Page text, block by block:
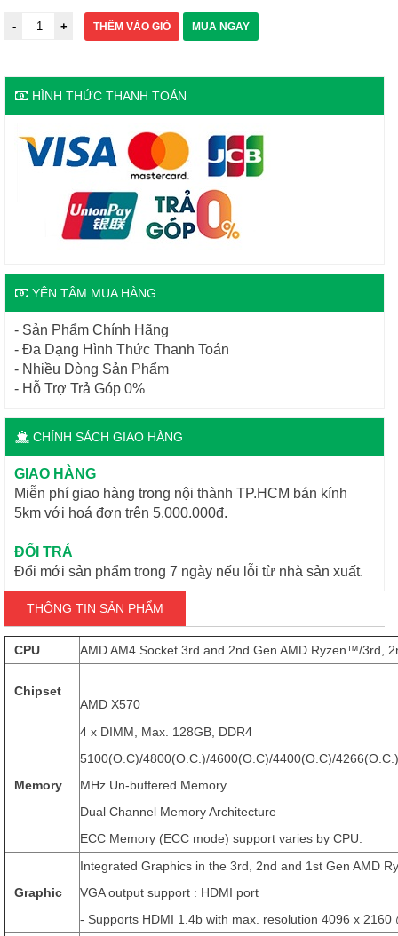
THÊM VÀO GIỎ MUA NGAY
HÌNH THỨC THANH TOÁN
YÊN TÂM MUA HÀNG
- Sản Phẩm Chính Hãng
- Đa Dạng Hình Thức Thanh Toán
- Nhiều Dòng Sản Phẩm
- Hỗ Trợ Trả Góp 0%
CHÍNH SÁCH GIAO HÀNG
GIAO HÀNG
Miễn phí giao hàng trong nội thành TP.HCM bán kính
5km với hoá đơn trên 5.000.000đ.
ĐỔI TRẢ
Đổi mới sản phẩm trong 7 ngày nếu lỗi từ nhà sản xuất.
THÔNG TIN SẢN PHẨM
CPU AMD AM4 Socket 3rd and 2nd Gen AMD Ryzen™/3rd,
Chipset
AMD X570
Memory
4 x DIMM, Max. 128GB, DDR4
5100(O.C)/4800(O.C.)/4600(O.C)/4400(O.C)/
MHz Un-buffered Memory
Dual Channel Memory Architecture
ECC Memory (ECC mode) support varies by CPU.
Graphic
Integrated Graphics in the 3rd, 2nd and 1st Gen AMD
VGA output support : HDMI port
- Supports HDMI 1.4b with max. resolution 4096 x 2160